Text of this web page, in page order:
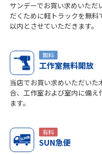
サンデーでお買い求めいた
だくために軽トラックを無
以内とさせていただきます。
無料
工作室無料開放
当店でお買い求めいただい
合、工作室および室内に備
ます。
有料
SUN急便